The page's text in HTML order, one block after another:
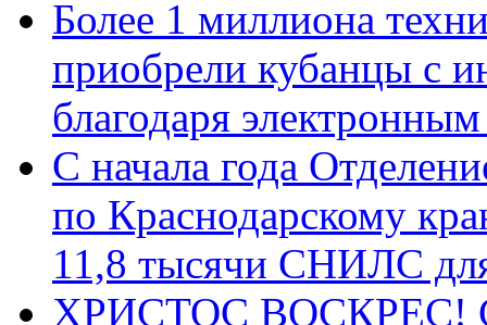
Более 1 миллиона
приобрели кубанцы с
благодаря
С начала года
по Краснодарскому
11,8 тысячи СНИЛС
ХРИСТОС ВОСКРЕС! С